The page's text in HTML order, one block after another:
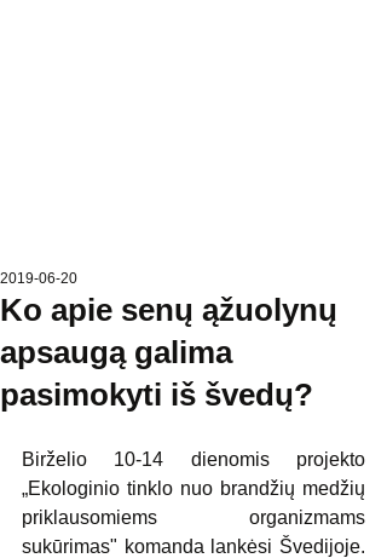
Ko apie senų ąžuolynų
apsaugą galima
pasimokyti iš švedų?
2019-06-20
Birželio 10-14 dienomis projekto
„Ekologinio tinklo nuo brandžių medžių
priklausomiems organizmams
sukūrimas" komanda lankėsi Švedijoje.